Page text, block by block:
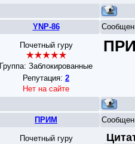
YNP-86
Почетный гуру
Группа: Заблокированные
Репутация: 2
Нет на сайте
ПРИМ
Почетный гуру